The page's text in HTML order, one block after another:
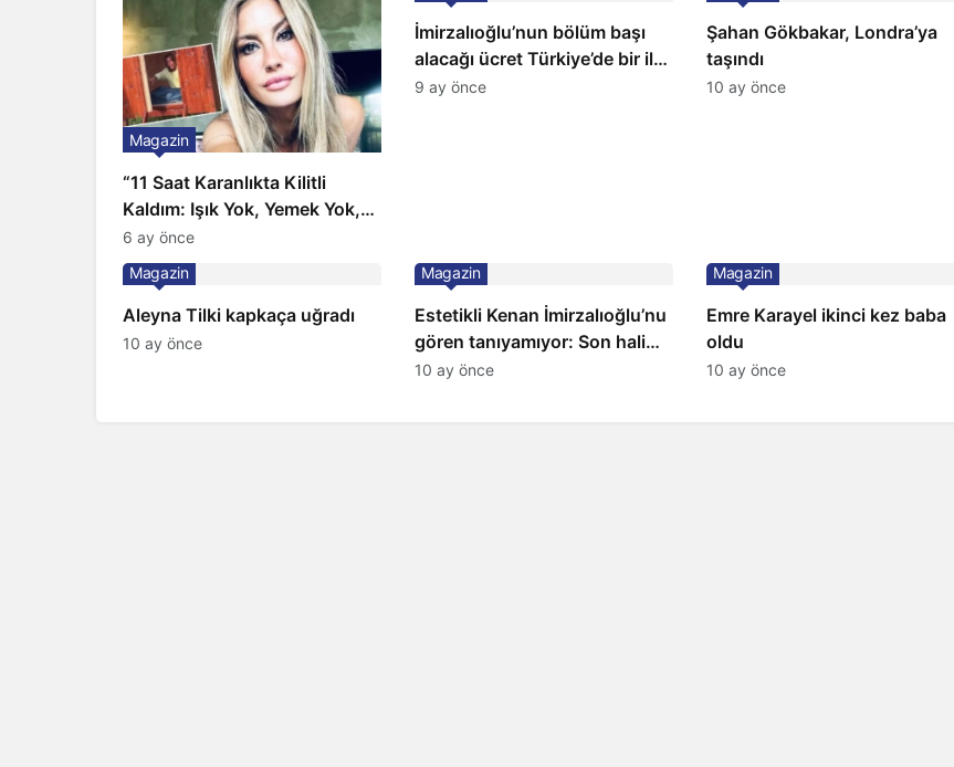
“11 Saat Karanlıkta Kilitli
Kaldım: Işık Yok, Yemek Yok,
Tuvalet Yok!” Çağla Şikel’den
Şok İtiraf
Magazin
6 ay önce
İmirzalıoğlu’nun bölüm başı
alacağı ücret Türkiye’de bir ilk:
Gözünü 2 ilçeye dikti!
9 ay önce
Şahan Gökbakar, Londra’ya
taşındı
10 ay önce
Aleyna Tilki kapkaça uğradı
Magazin
10 ay önce
Estetikli Kenan İmirzalıoğlu’nu
gören tanıyamıyor: Son hali
şaşırttı
Magazin
10 ay önce
Emre Karayel ikinci kez baba
oldu
Magazin
10 ay önce